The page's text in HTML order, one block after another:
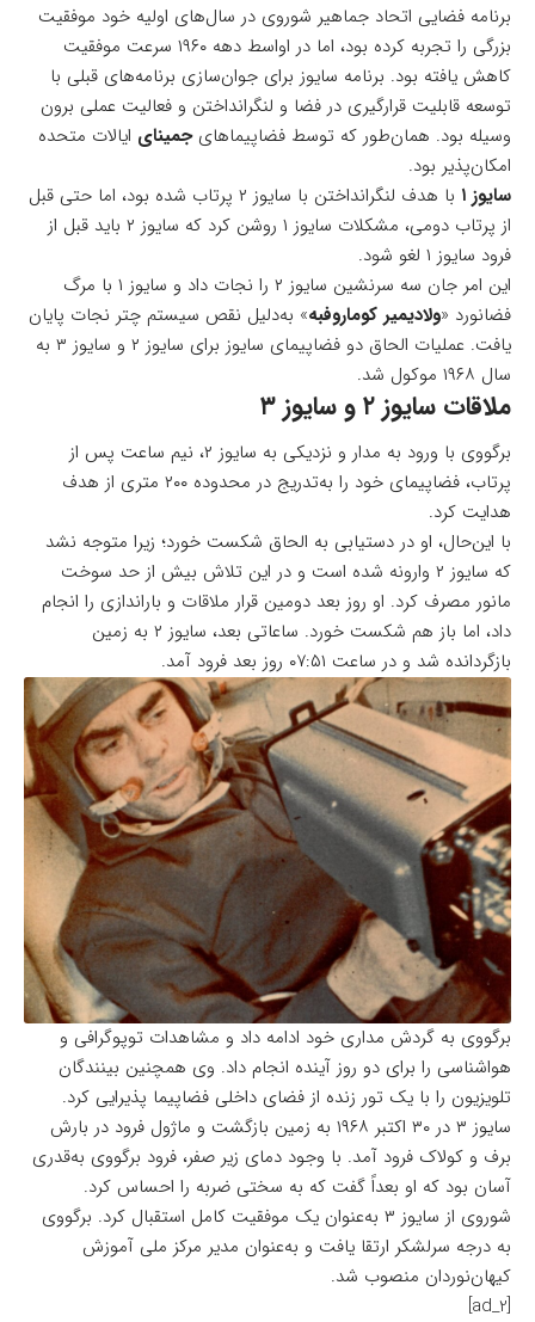
برنامه فضایی اتحاد جماهیر شوروی در سال‌های اولیه خود موفقیت
بزرگی را تجربه کرده بود، اما در اواسط دهه ۱۹۶۰ سرعت موفقیت
کاهش یافته‌ بود. برنامه سایوز برای جوان‌سازی برنامه‌های قبلی با
توسعه قابلیت قرارگیری در فضا و لنگرانداختن و فعالیت عملی برون
وسیله بود. همان‌طور که توسط فضاپیماهایجمینای ایالات متحده
امکان‌پذیر بود.
سایوز ۱
با هدف لنگرانداختن‌ با سایوز ۲ پرتاب شده بود، اما حتی قبل
از پرتاب دومی، مشکلات سایوز ۱ روشن کرد که سایوز ۲ باید قبل از
فرود سایوز ۱ لغو شود.
این امر جان سه سرنشین سایوز ۲ را نجات داد و سایوز ۱ با مرگ
فضانورد «ولادیمیر کوماروفبه» به‌دلیل نقص سیستم چتر نجات پایان
یافت. عملیات الحاق دو فضاپیمای سایوز برای سایوز ۲ و سایوز ۳ به
سال ۱۹۶۸ موکول شد.
ملاقات سایوز ۲ و سایوز ۳
برگووی با ورود به مدار و نزدیکی به سایوز ۲، نیم ساعت پس از
پرتاب، فضاپیمای خود را به‌تدریج در محدوده ۲۰۰ متری از هدف
هدایت کرد.
با این‌حال، او در دستیابی به الحاق شکست خورد؛ زیرا متوجه نشد
که سایوز ۲ وارونه شده‌ است و در این تلاش بیش از حد سوخت
مانور مصرف کرد. او روز بعد دومین قرار ملاقات و باراندازی را انجام
داد، اما باز هم شکست خورد. ساعاتی بعد، سایوز ۲ به زمین
بازگردانده‌‌ شد و در ساعت ۰۷:۵۱ روز بعد فرود آمد‌.
برگووی به گردش مداری خود ادامه داد و مشاهدات توپوگرافی و
هواشناسی را برای دو روز آینده انجام داد. وی همچنین بینندگان
تلویزیون را با یک تور زنده از فضای داخلی فضاپیما پذیرایی کرد.
سایوز ۳
در ۳۰ اکتبر ۱۹۶۸ به زمین بازگشت و ماژول فرود در بارش
برف و کولاک فرود آمد. با وجود دمای زیر صفر، فرود برگووی به‌قدری
آسان بود که او بعداً گفت که به سختی ضربه را احساس کرد.
شوروی از سایوز ۳ به‌عنوان یک موفقیت کامل استقبال کرد.
برگووی
به درجه سرلشکر ارتقا یافت و به‌عنوان مدیر مرکز ملی آموزش
کیهان‌نوردان منصوب شد.
[ad_2]